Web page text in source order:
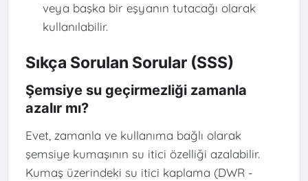
veya başka bir eşyanın tutacağı olarak
kullanılabilir.
Sıkça Sorulan Sorular (SSS)
Şemsiye su geçirmezliği zamanla
azalır mı?
Evet, zamanla ve kullanıma bağlı olarak
şemsiye kumaşının su itici özelliği azalabilir.
Kumaş üzerindeki su itici kaplama (DWR -